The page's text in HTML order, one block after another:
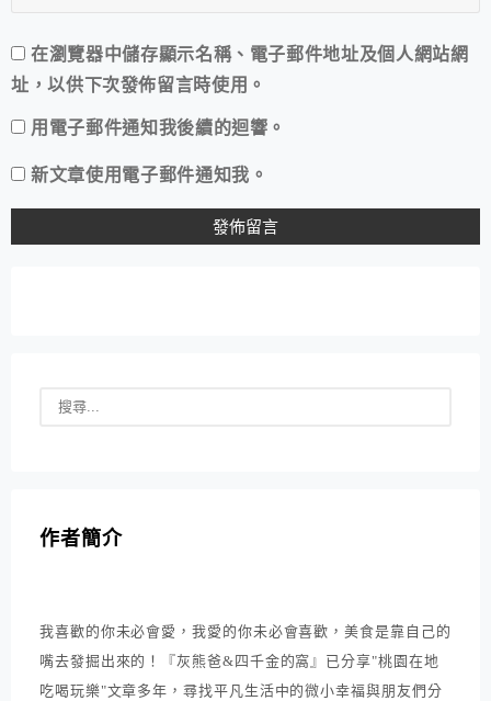
在瀏覽器中儲存顯示名稱、電子郵件地址及個人網站網
址，以供下次發佈留言時使用。
用電子郵件通知我後續的迴響。
新文章使用電子郵件通知我。
作者簡介
我喜歡的你未必會愛，我愛的你未必會喜歡，美食是靠自己的
嘴去發掘出來的！『灰熊爸&四千金的窩』已分享"桃園在地
吃喝玩樂"文章多年，尋找平凡生活中的微小幸福與朋友們分